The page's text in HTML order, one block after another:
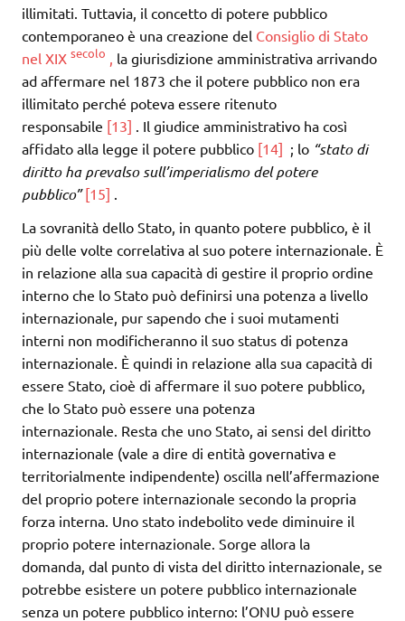
illimitati. Tuttavia, il concetto di potere pubblico
contemporaneo è una creazione del Consiglio di Stato
nel XIX secolo
la giurisdizione amministrativa arrivando
ad affermare nel 1873 che il potere pubblico non era
illimitato perché poteva essere ritenuto
responsabile [13] . Il giudice amministrativo ha così
affidato alla legge il potere pubblico [14] ; lo “stato di
diritto ha prevalso sull’imperialismo del potere
pubblico”[15]
La sovranità dello Stato, in quanto potere pubblico, è il
più delle volte correlativa al suo potere internazionale. È
in relazione alla sua capacità di gestire il proprio ordine
interno che lo Stato può definirsi una potenza a livello
internazionale, pur sapendo che i suoi mutamenti
interni non modificheranno il suo status di potenza
internazionale. È quindi in relazione alla sua capacità di
essere Stato, cioè di affermare il suo potere pubblico,
che lo Stato può essere una potenza
internazionale. Resta che uno Stato, ai sensi del diritto
internazionale (vale a dire di entità governativa e
territorialmente indipendente) oscilla nell’affermazione
del proprio potere internazionale secondo la propria
forza interna. Uno stato indebolito vede diminuire il
proprio potere internazionale. Sorge allora la
domanda, dal punto di vista del diritto internazionale, se
potrebbe esistere un potere pubblico internazionale
senza un potere pubblico interno: l’ONU può essere